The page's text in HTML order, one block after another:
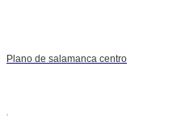
Plano de salamanca centro